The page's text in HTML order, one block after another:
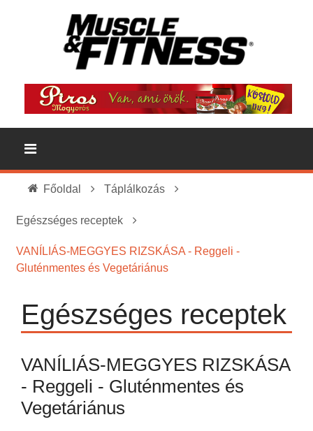
Főoldal Táplálkozás
Egészséges receptek
VANÍLIÁS-MEGGYES RIZSKÁSA - Reggeli -
Gluténmentes és Vegetáriánus
Egészséges receptek
VANÍLIÁS-MEGGYES RIZSKÁSA
- Reggeli - Gluténmentes és
Vegetáriánus